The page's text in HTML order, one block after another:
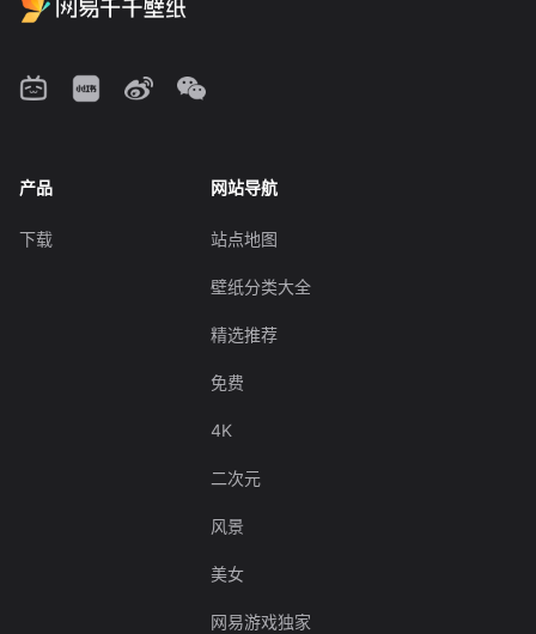
产品
下载
网站导航
站点地图
壁纸分类大全
精选推荐
免费
4K
二次元
风景
美女
网易游戏独家